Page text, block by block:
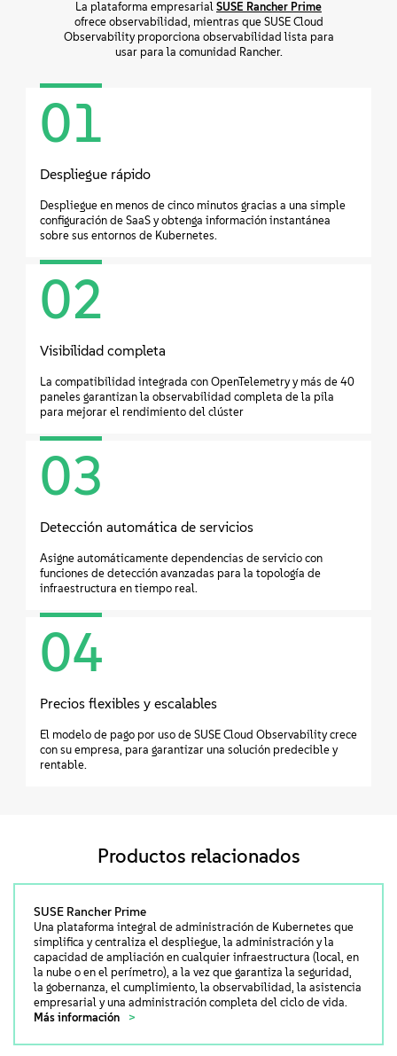
La plataforma empresarial SUSE Rancher Prime
ofrece observabilidad, mientras que SUSE Cloud
Observability proporciona observabilidad lista para
usar para la comunidad Rancher.
01
Despliegue rápido
Despliegue en menos de cinco minutos gracias a una simple
configuración de SaaS y obtenga información instantánea
sobre sus entornos de Kubernetes.
02
Visibilidad completa
La compatibilidad integrada con OpenTelemetry y más de 40
paneles garantizan la observabilidad completa de la pila
para mejorar el rendimiento del clúster
03
Detección automática de servicios
Asigne automáticamente dependencias de servicio con
funciones de detección avanzadas para la topología de
infraestructura en tiempo real.
04
Precios flexibles y escalables
El modelo de pago por uso de SUSE Cloud Observability crece
con su empresa, para garantizar una solución predecible y
rentable.
Productos relacionados
SUSE Rancher Prime
Una plataforma integral de administración de Kubernetes que
simplifica y centraliza el despliegue, la administración y la
capacidad de ampliación en cualquier infraestructura (local, en
la nube o en el perímetro), a la vez que garantiza la seguridad,
la gobernanza, el cumplimiento, la observabilidad, la asistencia
empresarial y una administración completa del ciclo de vida.
Más información